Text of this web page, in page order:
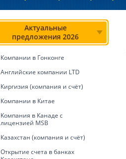
Актуальные
предложения 2026
Компании в Гонконге
Английские компании LTD
Киргизия (компания и счёт)
Компании в Китае
Kомпания в Канаде с
лицензией MSB
Казахстан (компания и счёт)
Открытие счета в банках